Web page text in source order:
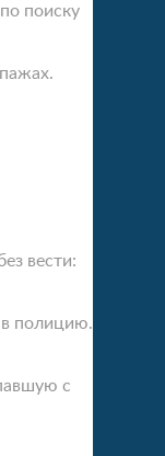
поиску
вести:
в полицию.
с